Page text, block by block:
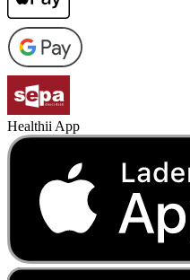
Healthii App